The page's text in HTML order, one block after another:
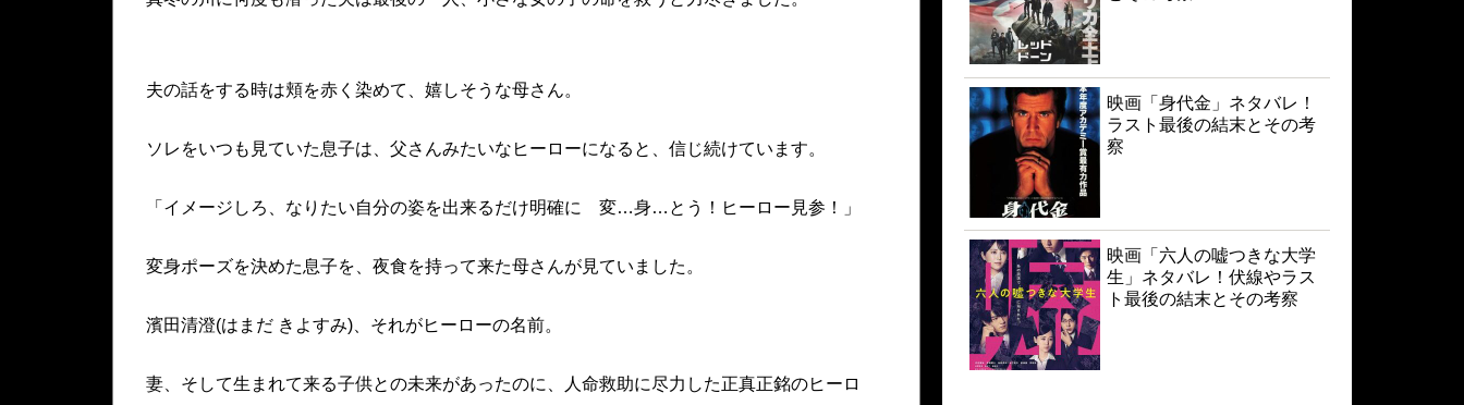
夫の話をする時は頬を赤く染めて、嬉しそうな母さん。
ソレをいつも見ていた息子は、父さんみたいなヒーローになると、信じ続けています。
「イメージしろ、なりたい自分の姿を出来るだけ明確に 変…身…とう！ヒーロー見参！」
変身ポーズを決めた息子を、夜食を持って来た母さんが見ていました。
濱田清澄(はまだ きよすみ)、それがヒーローの名前。
妻、そして生まれて来る子供との未来があったのに、人命救助に尽力した正真正銘のヒーロ
映画「身代金」ネタバレ！
ラスト最後の結末とその考
察
映画「六人の嘘つきな大学
生」ネタバレ！伏線やラス
ト最後の結末とその考察